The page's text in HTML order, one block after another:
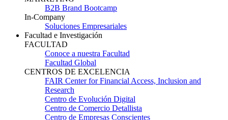
B2B Brand Bootcamp
In-Company
Soluciones Empresariales
Facultad e Investigación
FACULTAD
Conoce a nuestra Facultad
Facultad Global
CENTROS DE EXCELENCIA
FAIR Center for Financial Access, Inclusion and
Research
Centro de Evolución Digital
Centro de Comercio Detallista
Centro de Empresas Conscientes